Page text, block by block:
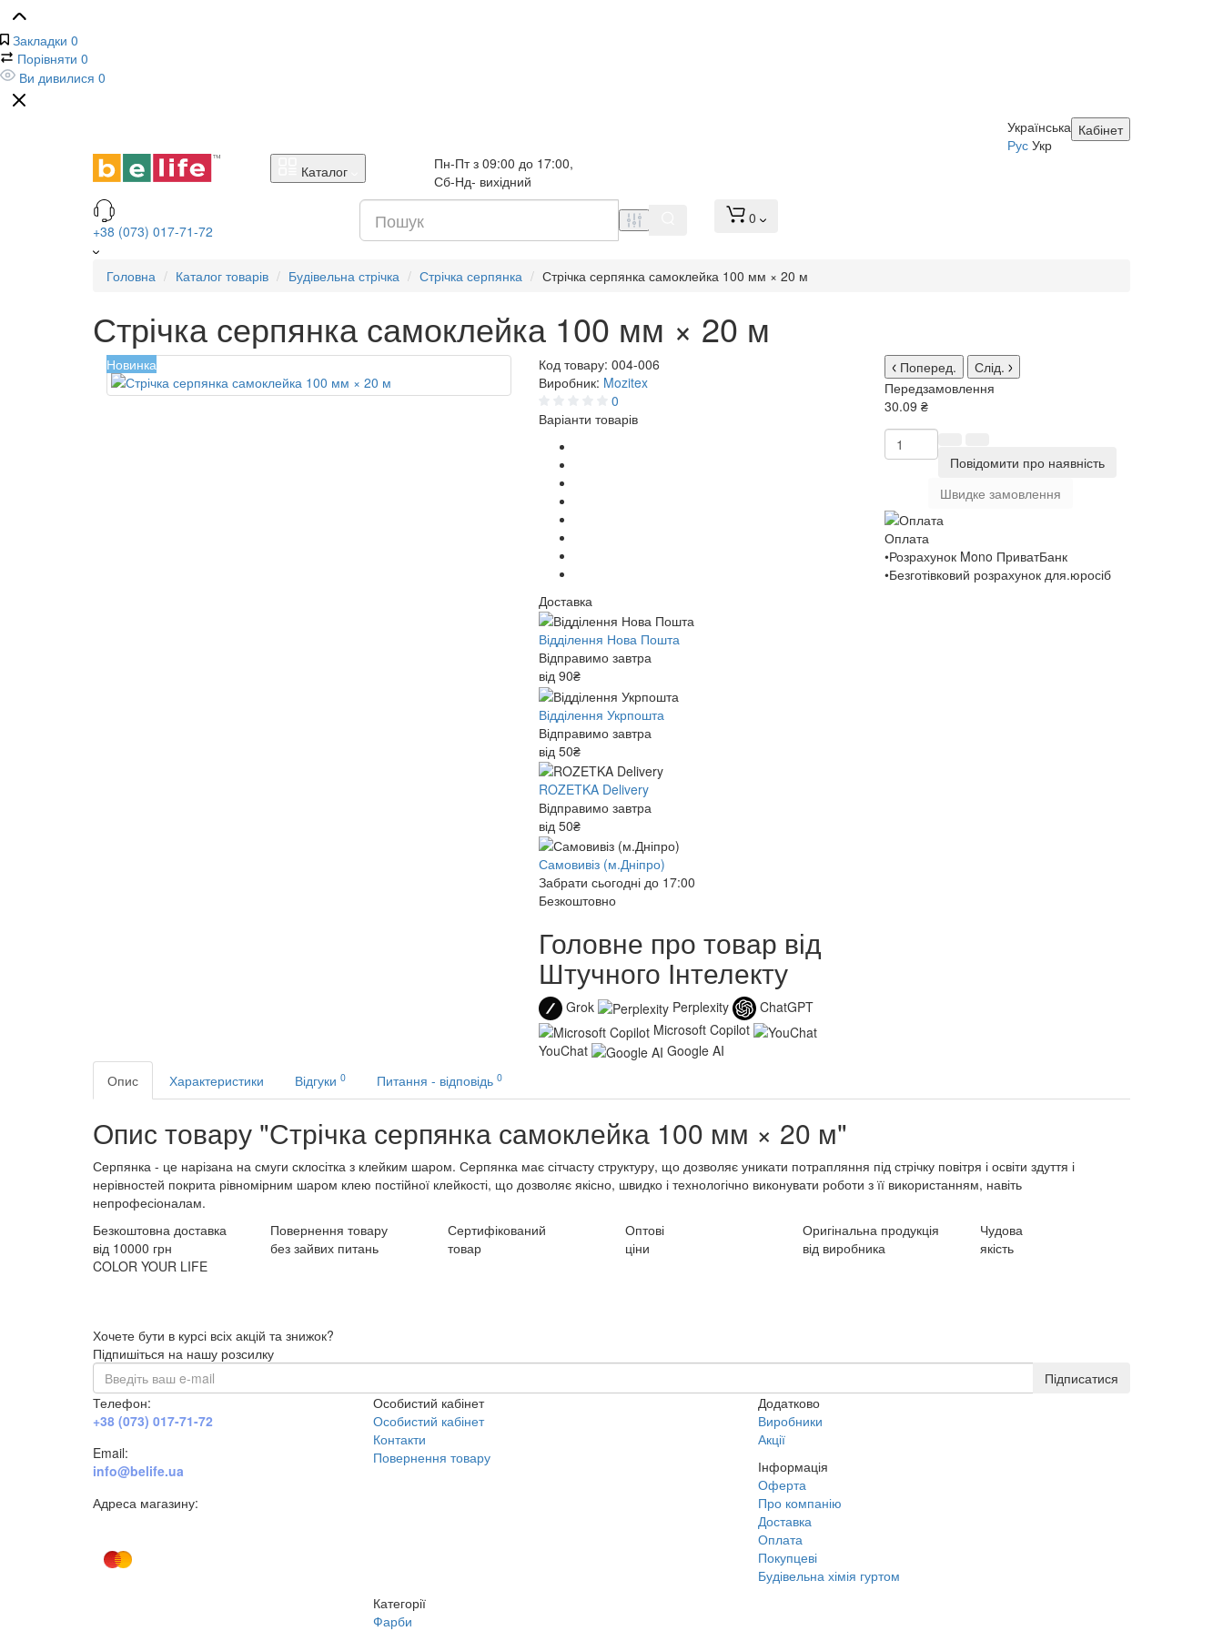
Закладки 0
Порівняти 0
Ви дивилися 0
Кабінет
Українська
Рус Укр
Каталог
Пн-Пт з 09:00 до 17:00,
Сб-Нд- вихідний
+38 (073) 017-71-72
0
Головна Каталог товарів Будівельна стрічка Стрічка серпянка Стрічка серпянка самоклейка 100 мм × 20 м
Стрічка серпянка самоклейка 100 мм × 20 м
Новинка Код товару: 004-006
Виробник: Mozitex
0
Варіанти товарів
Доставка
Відділення Нова Пошта
Відправимо завтра
від 90₴
Відділення Укрпошта
Відправимо завтра
від 50₴
ROZETKA Delivery
Відправимо завтра
від 50₴
Самовивіз (м.Дніпро)
Забрати сьогодні до 17:00
Безкоштовно
Головне про товар від
Штучного Інтелекту
Grok Perplexity
ChatGPT
Microsoft Copilot
YouChat
Google AI
Поперед.
Слід.
Передзамовлення
30.09 ₴
Повідомити про наявність
Швидке замовлення
Оплата
•Розрахунок Mono ПриватБанк
•Безготівковий розрахунок для.юросіб
Опис Характеристики Відгуки 0 Питання - відповідь 0
Опис товару "Стрічка серпянка самоклейка 100 мм × 20 м"
Серпянка - це нарізана на смуги склосітка з клейким шаром. Серпянка має сітчасту структуру, що дозволяє уникати потрапляння під стрічку повітря і освіти здуття і
нерівностей покрита рівномірним шаром клею постійної клейкості, що дозволяє якісно, швидко і технологічно виконувати роботи з її використанням, навіть
непрофесіоналам.
Безкоштовна доставка
від 10000 грн
Повернення товару
без зайвих питань
Сертифікований
товар
Оптові
ціни
Оригінальна продукція
від виробника
Чудова
якість
COLOR YOUR LIFE
Хочете бути в курсі всіх акцій та знижок?
Підпишіться на нашу розсилку
Підписатися
Телефон:
+38 (073) 017-71-72
Email:
info@belife.ua
Адреса магазину:
Особистий кабінет
Особистий кабінет
Контакти
Повернення товару
Додатково
Виробники
Акції
Інформація
Оферта
Про компанію
Доставка
Оплата
Покупцеві
Будівельна хімія гуртом
Категорії
Фарби